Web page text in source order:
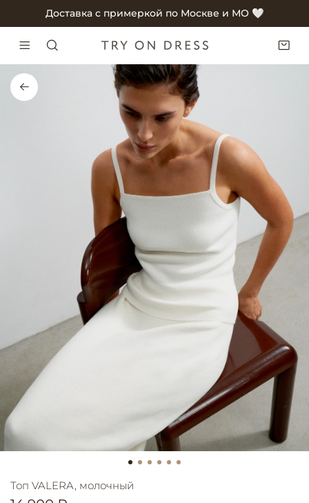
Доставка с примеркой по Москве и МО 🤍
Топ VALERA, молочный